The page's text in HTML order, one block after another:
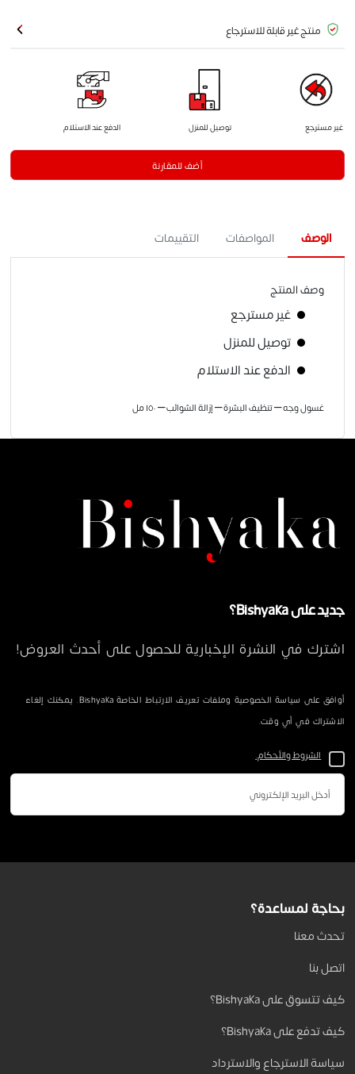
منتج غير قابلة للاسترجاع
غير مسترجع توصيل للمنزل الدفع عند الاستلام
أضف للمقارنة
الوصف المواصفات التقييمات
وصف المنتج
غير مسترجع
توصيل للمنزل
الدفع عند الاستلام
غسول وجه – تنظيف البشرة – إزالة الشوائب – ١٥٠ مل
جديد على Bishyaka؟
اشترك في النشرة الإخبارية للحصول على أحدث العروض!
أوافق على سياسة الخصوصية وملفات تعريف الارتباط الخاصة Bishyaka. يمكنك إلغاء
الاشتراك في أي وقت.
الشروط والأحكام.
بحاجة لمساعدة؟
تحدث معنا
اتصل بنا
كيف تتسوق على Bishyaka؟
كيف تدفع على Bishyaka؟
سياسة الاسترجاع والاسترداد